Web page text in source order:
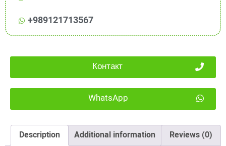
+989121713567
Контакт
WhatsApp
Description Additional information Reviews (0)